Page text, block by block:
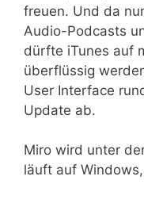
freuen. Und da
Audio-Podcasts
dürfte iTunes auf
überflüssig
User Interface
Update ab.
Miro wird unter
läuft auf